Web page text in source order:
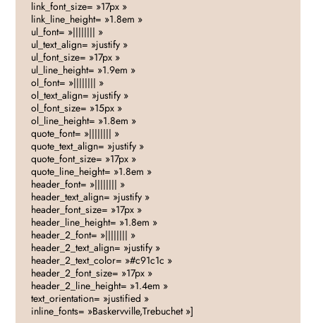
link_font_size= »17px »
link_line_height= »1.8em »
ul_font= »|||||||| »
ul_text_align= »justify »
ul_font_size= »17px »
ul_line_height= »1.9em »
ol_font= »|||||||| »
ol_text_align= »justify »
ol_font_size= »15px »
ol_line_height= »1.8em »
quote_font= »|||||||| »
quote_text_align= »justify »
quote_font_size= »17px »
quote_line_height= »1.8em »
header_font= »|||||||| »
header_text_align= »justify »
header_font_size= »17px »
header_line_height= »1.8em »
header_2_font= »|||||||| »
header_2_text_align= »justify »
header_2_text_color= »#c91c1c »
header_2_font_size= »17px »
header_2_line_height= »1.4em »
text_orientation= »justified »
inline_fonts= »Baskervville,Trebuchet »]